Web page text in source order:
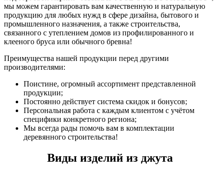
мы можем гарантировать вам качественную и натуральную
продукцию для любых нужд в сфере дизайна, бытового и
промышленного назначения, а также строительства,
связанного с утеплением домов из профилированного и
клееного бруса или обычного бревна!
Преимущества нашей продукции перед другими
производителями:
Поистине, огромный ассортимент представленной
продукции;
Постоянно действует система скидок и бонусов;
Персональная работа с каждым клиентом с учётом
специфики конкретного региона;
Мы всегда рады помочь вам в комплектации
деревянного строительства!
Виды изделий из джута